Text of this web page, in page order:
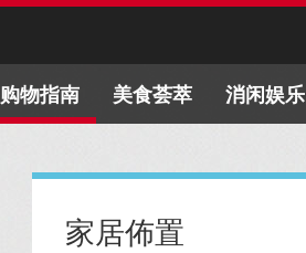
购物指南 美食荟萃 消闲娱乐
家居佈置